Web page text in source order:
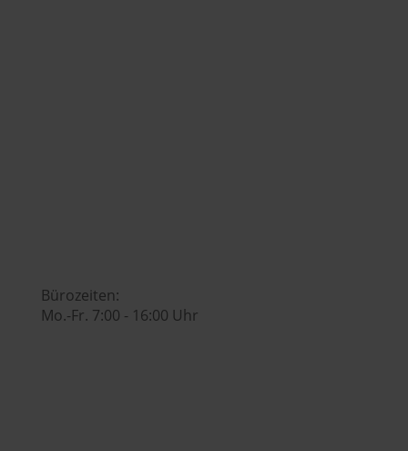
Bürozeiten:
Mo.-Fr. 7:00 - 16:00 Uhr